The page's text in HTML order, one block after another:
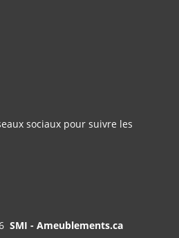
sociaux pour suivre les
SMI - Ameublements.ca